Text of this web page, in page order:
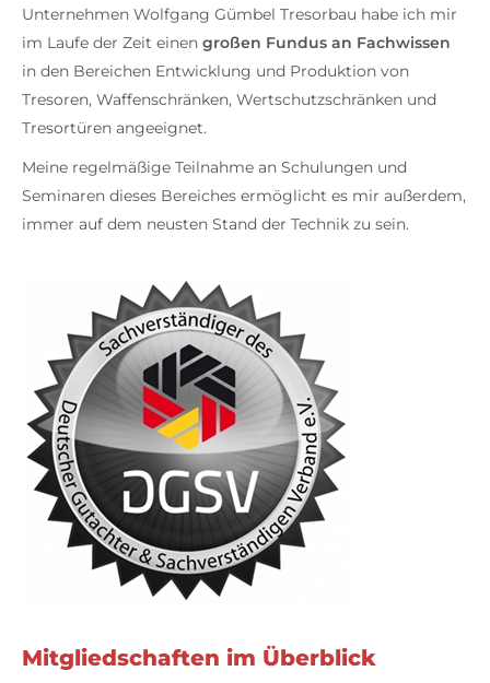
Unternehmen Wolfgang Gümbel Tresorbau habe ich mir
im Laufe der Zeit einen großen Fundus an Fachwissen
in den Bereichen Entwicklung und Produktion von
Tresoren, Waffenschränken, Wertschutzschränken und
Tresortüren angeeignet.
Meine regelmäßige Teilnahme an Schulungen und
Seminaren dieses Bereiches ermöglicht es mir außerdem,
immer auf dem neusten Stand der Technik zu sein.
Mitgliedschaften im Überblick